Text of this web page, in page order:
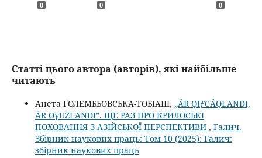
0 0 0
Статті цього автора (авторів), які найбільше
читають
Анета ҐОЛЕМБЬОВСЬКА-ТОБІАШ, „ÄR QIƒСÄQLANDI,
ÄR OγUZLANDI”. ЩЕ РАЗ ПРО КРИЛОСЬКІ
ПОХОВАННЯ З АЗІЙСЬКОЇ ПЕРСПЕКТИВИ , Галич.
Збірник наукових праць: Том 10 (2025): Галич:
збірник наукових праць